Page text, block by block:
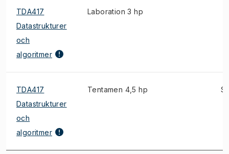
TDA417
Datastrukturer
och
algoritmer
Laboration 3 hp
TDA417
Datastrukturer
och
algoritmer
Tentamen 4,5 hp S